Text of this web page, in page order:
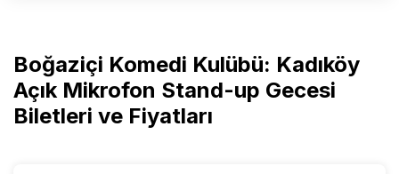
Boğaziçi Komedi Kulübü: Kadıköy
Açık Mikrofon Stand-up Gecesi
Biletleri ve Fiyatları